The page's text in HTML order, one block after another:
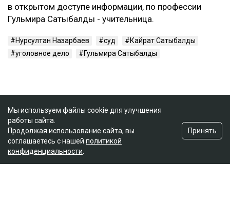
в открытом доступе информации, по профессии
Гульмира Сатыбалды - учительница.
Нурсултан Назарбаев суд
Кайрат Сатыбалды
уголовное дело
Гульмира Сатыбалды
Мы используем файлы cookie для улучшения
работы сайта.
Продолжая использование сайта, вы
соглашаетесь с нашей политикой
конфиденциальности
Принять